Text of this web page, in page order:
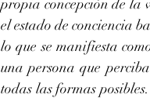
propia concepción de la
el estado de conciencia
lo que se manifiesta
una persona que
todas las formas